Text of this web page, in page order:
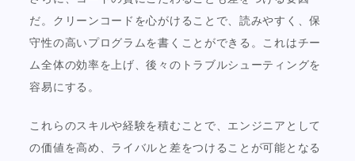
だ。クリーンコードを心がけることで、読みやすく、保
守性の高いプログラムを書くことができる。これはチー
ム全体の効率を上げ、後々のトラブルシューティングを
容易にする。
これらのスキルや経験を積むことで、エンジニアとして
の価値を高め、ライバルと差をつけることが可能となる